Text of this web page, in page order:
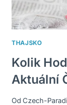
THAJSKO
Kolik
Aktuální
Od Czech-